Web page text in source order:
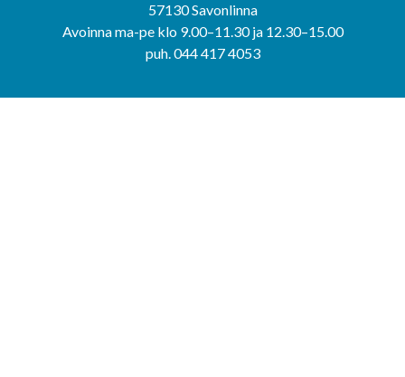
57130 Savonlinna
Avoinna ma-pe klo 9.00–11.30 ja 12.30–15.00
puh. 044 417 4053